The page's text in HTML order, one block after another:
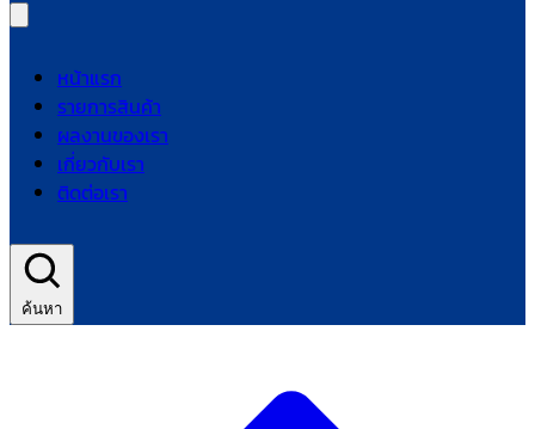
หน้าแรก
รายการสินค้า
ผลงานของเรา
เกี่ยวกับเรา
ติดต่อเรา
ค้นหา